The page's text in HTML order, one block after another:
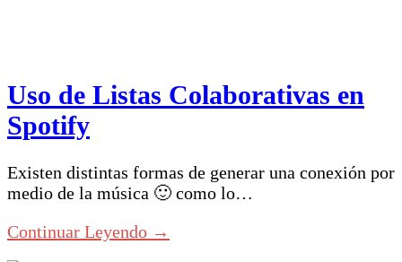
Uso de Listas Colaborativas en
Spotify
Existen distintas formas de generar una conexión por
medio de la música 🙂 como lo…
Continuar Leyendo →